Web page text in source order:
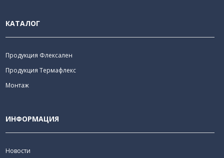
КАТАЛОГ
Продукция Флексален
Продукция Термафлекс
Монтаж
ИНФОРМАЦИЯ
Новости